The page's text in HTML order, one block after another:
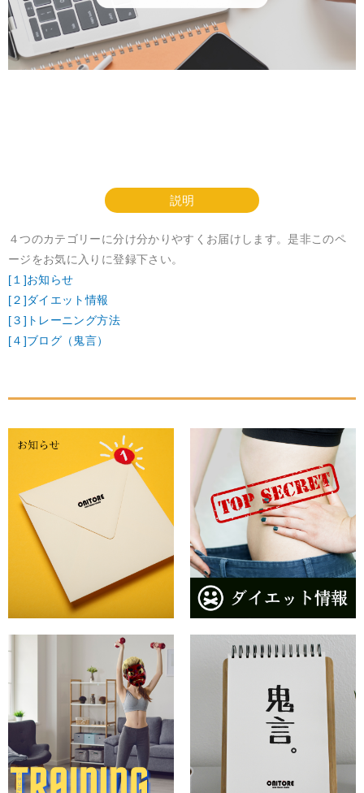
説明
４つのカテゴリーに分け分かりやすくお届けします。是非このペ
ージをお気に入りに登録下さい。
[１]お知らせ
[２]ダイエット情報
[３]トレーニング方法
[４]ブログ（鬼言）